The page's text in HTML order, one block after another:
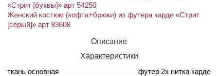
«Стрит [буквы]» арт 54250
Женский костюм (кофта+брюки) из футера карде «Стрит
[серый]» арт 83608
Описание
Характеристики
ткань основная
футер 2х нитка карде